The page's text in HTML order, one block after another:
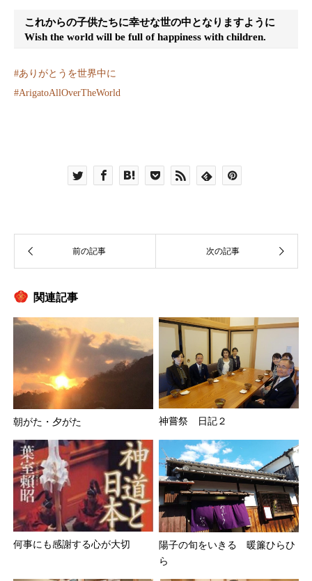
これからの子供たちに幸せな世の中となりますように
Wish the world will be full of happiness with children.
#ありがとうを世界中に
#ArigatoAllOverTheWorld
関連記事
朝がた・夕がた 神嘗祭 日記２
何事にも感謝する心が大切
陽子の旬をいきる 暖簾ひらひ
ら